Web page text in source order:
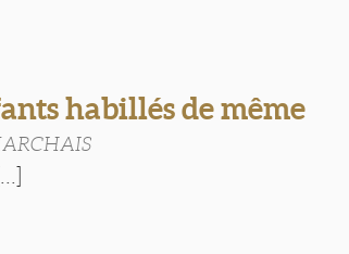
habillés de même